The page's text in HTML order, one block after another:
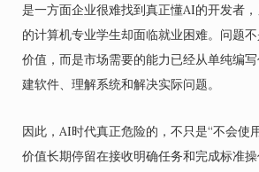
是一方面企业很难找到真正懂AI的开发者
的计算机专业学生却面临就业困难。问题
价值，而是市场需要的能力已经从单纯编
建软件、理解系统和解决实际问题。
因此，AI时代真正危险的，不只是“不会使
价值长期停留在接收明确任务和完成标准